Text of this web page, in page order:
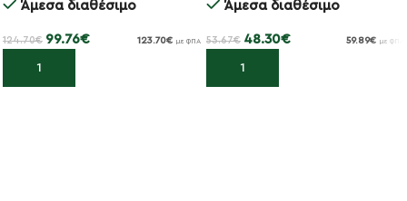
Άμεσα διαθέσιμο
124.70€ 99.76€ 123.70€ με ΦΠΑ
Προσθήκη στο καλάθι
Άμεσα διαθέσιμο
53.67€ 48.30€ 59.89€ με ΦΠΑ
Προσθήκη στο καλάθι